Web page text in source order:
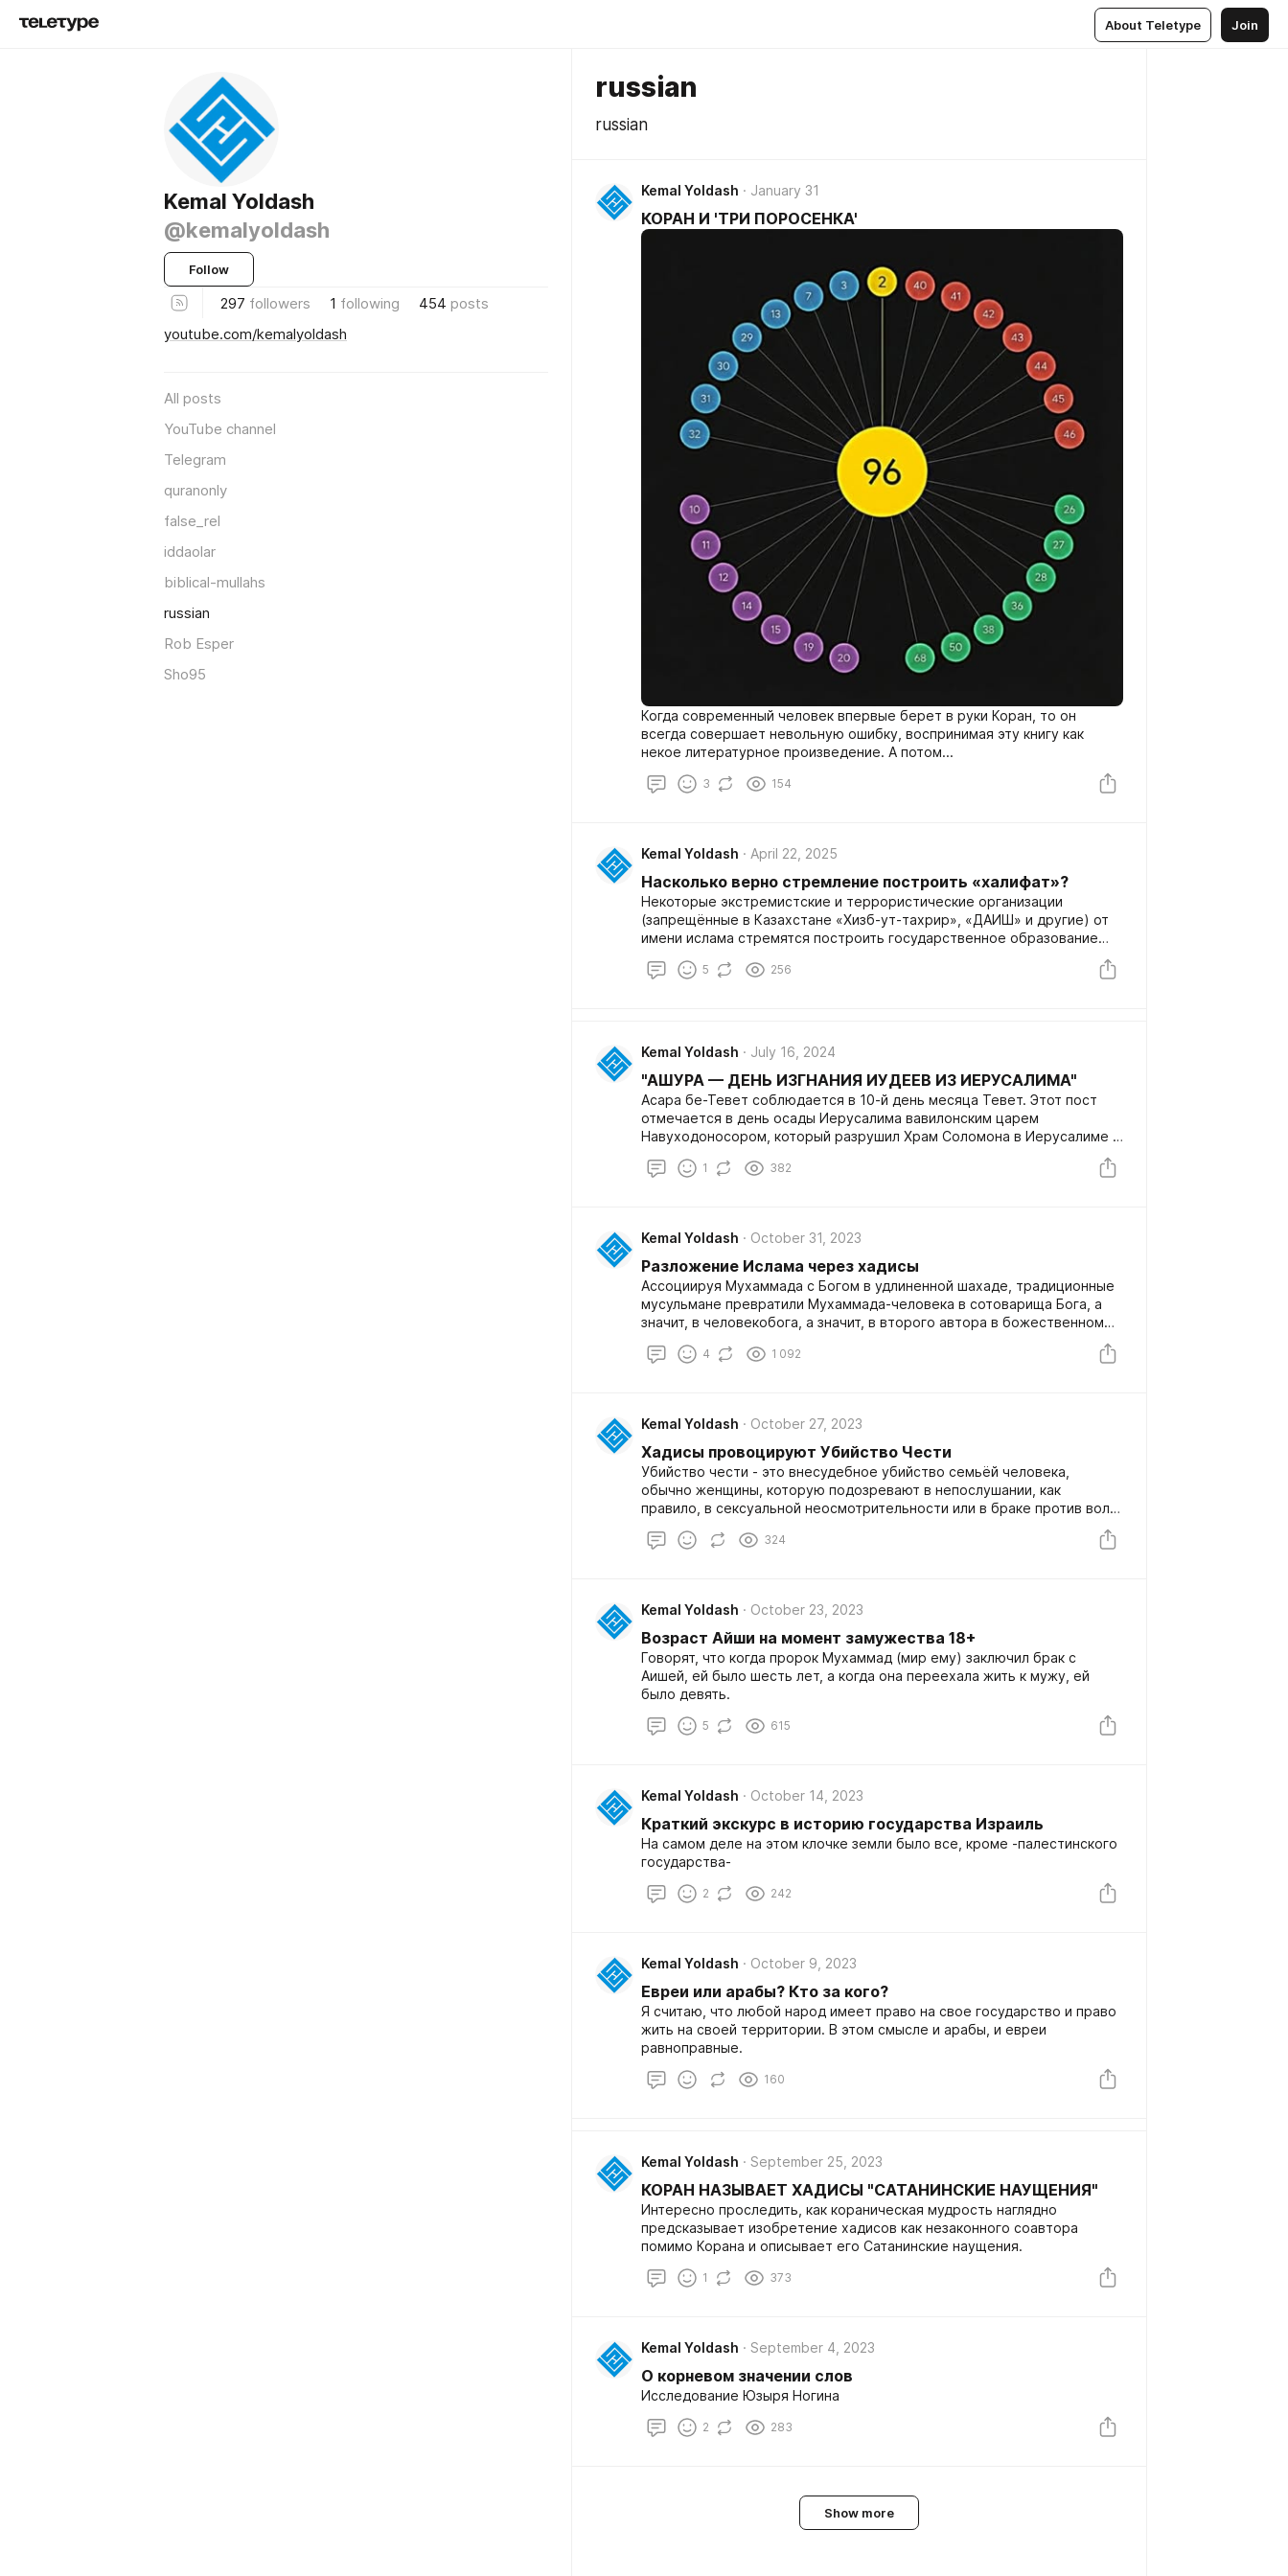
About Teletype Join
Kemal Yoldash
@kemalyoldash
Follow
297 followers 1 following 454 posts
youtube.com/kemalyoldash
All posts
YouTube channel
Telegram
quranonly
false_rel
iddaolar
biblical-mullahs
russian
Rob Esper
Sho95
russian
russian
Kemal Yoldash January 31
КОРАН И 'ТРИ ПОРОСЕНКА'
Когда современный человек впервые берет в руки Коран, то он
всегда совершает невольную ошибку, воспринимая эту книгу как
некое литературное произведение. А потом...
3 154
Kemal Yoldash April 22, 2025
Насколько верно стремление построить «халифат»?
Некоторые экстремистские и террористические организации
(запрещённые в Казахстане «Хизб-ут-тахрир», «ДАИШ» и другие) от
имени ислама стремятся построить государственное образование
5 256
Kemal Yoldash July 16, 2024
"АШУРА — ДЕНЬ ИЗГНАНИЯ ИУДЕЕВ ИЗ ИЕРУСАЛИМА"
Асара бе-Тевет соблюдается в 10-й день месяца Тевет. Этот пост
отмечается в день осады Иерусалима вавилонским царем
Навуходоносором, который разрушил Храм Соломона в Иерусалиме и
1 382
Kemal Yoldash October 31, 2023
Разложение Ислама через хадисы
Ассоциируя Мухаммада с Богом в удлиненной шахаде, традиционные
мусульмане превратили Мухаммада-человека в сотоварища Бога, а
значит, в человекобога, а значит, в второго автора в божественном
4 1 092
Kemal Yoldash October 27, 2023
Xадисы провоцируют Убийство Чести
Убийство чести - это внесудебное убийство семьёй человека,
обычно женщины, которую подозревают в непослушании, как
правило, в сексуальной неосмотрительности или в браке против воли
324
Kemal Yoldash October 23, 2023
Возраст Айши на момент замужества 18+
Говорят, что когда пророк Мухаммад (мир ему) заключил брак с
Аишей, ей было шесть лет, а когда она переехала жить к мужу, ей
было девять.
5 615
Kemal Yoldash October 14, 2023
Краткий экскурс в историю государства Израиль
На самом деле на этом клочке земли было все, кроме -палестинского
государства-
2 242
Kemal Yoldash October 9, 2023
Евреи или арабы? Кто за кого?
Я считаю, что любой народ имеет право на свое государство и право
жить на своей территории. В этом смысле и арабы, и евреи
равноправные.
160
Kemal Yoldash September 25, 2023
КОРАН НАЗЫВАЕТ ХАДИСЫ "САТАНИНСКИЕ НАУЩЕНИЯ"
Интересно проследить, как кораническая мудрость наглядно
предсказывает изобретение хадисов как незаконного соавтора
помимо Корана и описывает его Сатанинские наущения.
1 373
Kemal Yoldash September 4, 2023
О корневом значении слов
Исследование Юзыря Ногина
2 283
Show more